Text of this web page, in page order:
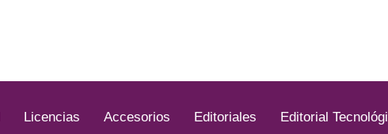
Licencias Accesorios Editoriales Editorial